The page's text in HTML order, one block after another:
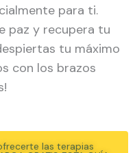
para ti.
paz y recupera tu
tu máximo
con los brazos
las terapias